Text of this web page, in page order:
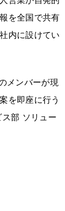
を全国で共有
内に設けてい
メンバーが現
を即座に行う
部 ソリュー